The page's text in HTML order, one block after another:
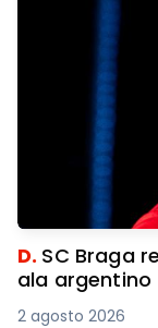
D. SC Braga
ala argentino
2 agosto 2026